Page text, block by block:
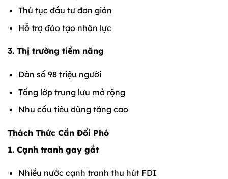
Thủ tục đầu tư đơn giản
Hỗ trợ đào tạo nhân lực
3. Thị trường tiềm năng
Dân số 98 triệu người
Tầng lớp trung lưu mở rộng
Nhu cầu tiêu dùng tăng cao
Thách Thức Cần Đối Phó
1. Cạnh tranh gay gắt
Nhiều nước cạnh tranh thu hút FDI